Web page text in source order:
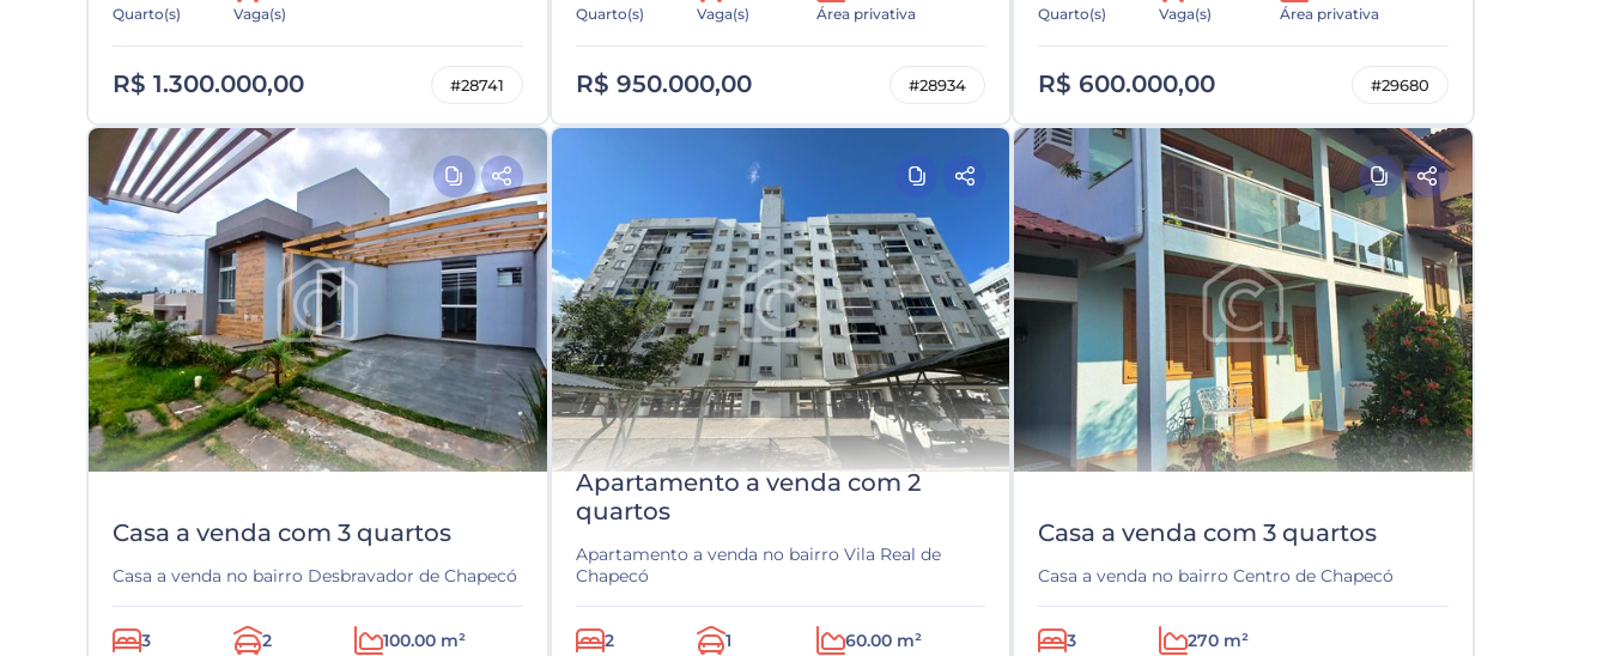
Quarto(s) Vaga(s)
R$ 1.300.000,00 #28741
Quarto(s) Vaga(s) Área privativa
R$ 950.000,00 #28934
Quarto(s) Vaga(s) Área privativa
R$ 600.000,00 #29680
Casa a venda com 3 quartos
Casa a venda no bairro Desbravador de Chapecó
3 2 100.00 m²
Apartamento a venda com 2
quartos
Apartamento a venda no bairro Vila Real de
Chapecó
2 1 60.00 m²
Casa a venda com 3 quartos
Casa a venda no bairro Centro de Chapecó
3 270 m²